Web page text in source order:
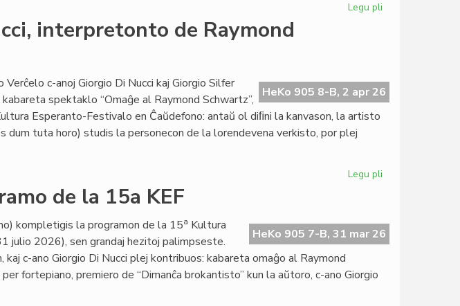
Legu pli
en
2026
interpretonto de Raymond
HeKo 905 8-B, 2 apr 26
c-anoj Giorgio Di Nucci kaj Giorgio Silfer
spektaklo “Omaĝe al Raymond Schwartz”,
Esperanto-Festivalo en Ĉaŭdefono: antaŭ ol diﬁni la kanvason, la artisto
dum tuta horo) studis la personecon de la lorendevena verkisto, por plej
Legu pli
interpretonto
de
de la 15a KEF
HeKo 905 7-B, 31 mar 26
kompletigis la programon de la 15a Kultura
julio 2026), sen grandaj hezitoj palimpseste.
c-ano Giorgio Di Nucci plej kontribuos: kabareta omaĝo al Raymond
fortepiano, premiero de “Dimanĉa brokantisto” kun la aŭtoro, c-ano Giorgio